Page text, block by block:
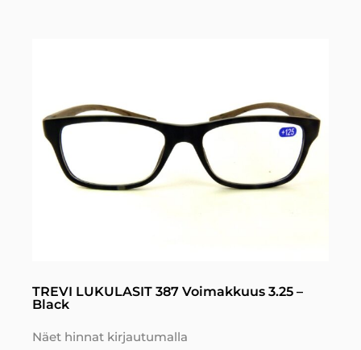
TREVI LUKULASIT 387 Voimakkuus 3.25 –
Black
Näet hinnat kirjautumalla